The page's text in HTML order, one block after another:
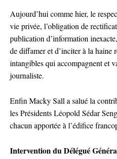
Aujourd’hui comme hier, le
vie privée, l’obligation de
publication d’information
de diffamer et d’inciter à la haine
intangibles qui accompagnent et
journaliste.
Enfin Macky Sall a salué la
les Présidents Léopold Sédar
chacun apportée à l’édifice
Intervention du Délégué